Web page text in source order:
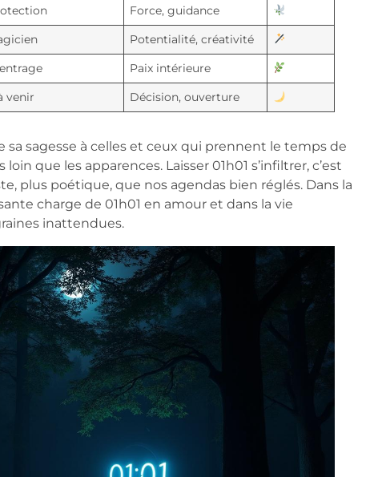
Force, guidance
Potentialité, créativité
Paix intérieure
venir Décision, ouverture
sagesse à celles et ceux qui prennent le temps de
que les apparences. Laisser 01h01 s’infiltrer, c’est
plus poétique, que nos agendas bien réglés. Dans la
charge de 01h01 en amour et dans la vie
inattendues.